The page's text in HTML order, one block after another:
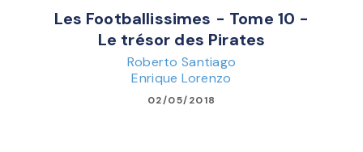
Les Footballissimes - Tome 10 -
Le trésor des Pirates
Roberto Santiago
Enrique Lorenzo
02/05/2018